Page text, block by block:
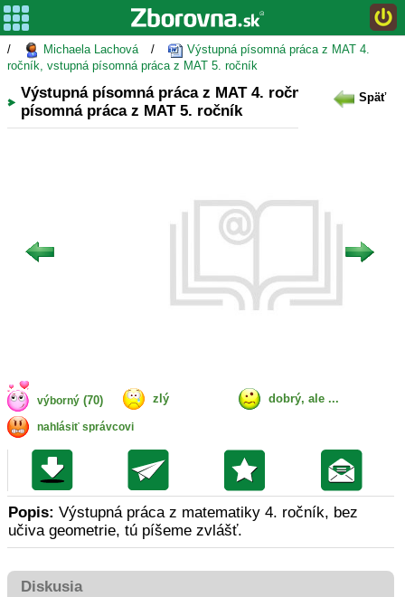
/ Michaela Lachová /
Výstupná písomná práca z MAT 4.
ročník, vstupná písomná práca z MAT 5. ročník
Výstupná písomná práca z MAT 4. ročník, vstupná
písomná práca z MAT 5. ročník
Späť
výborný (70) zlý dobrý, ale ...
nahlásiť správcovi
Popis: Výstupná práca z matematiky 4. ročník, bez
učiva geometrie, tú píšeme zvlášť.
Diskusia